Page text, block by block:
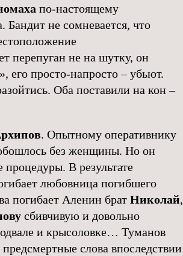
по-настоящему
Бандит не сомневается, что
перепуган не на шутку, он
его просто-напросто – убьют.
Оба поставили на кон –
. Опытному оперативнику
без женщины. Но он
В результате
любовница погибшего
погибает Аленин брат Николай,
сбивчивую и довольно
и крысоловке… Туманов
слова впоследствии